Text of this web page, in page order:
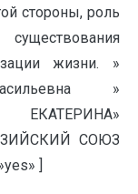
стороны, роль
жизни. »
»
СОЮЗ
]